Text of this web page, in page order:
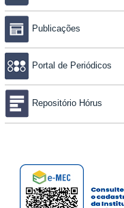
Publicações
Portal de Periódicos
Repositório Hórus